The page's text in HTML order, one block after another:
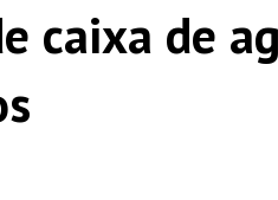
caixa de